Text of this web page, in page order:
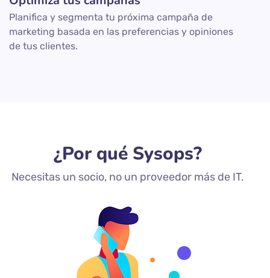
Planifica y segmenta tu próxima campaña de
marketing basada en las preferencias y opiniones
de tus clientes.
¿Por qué Sysops?
Necesitas un socio, no un proveedor más de IT.